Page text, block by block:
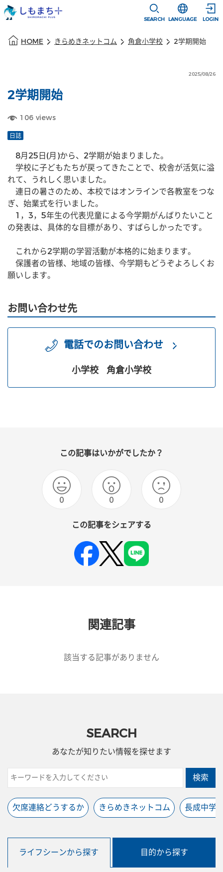
SEARCH
選択すると言
LANGUAGE LOGIN
HOME きらめきネットコム 角倉小学校 2学期開始
2025/08/26
2学期開始
106 views
日誌
8月25日(月)から、2学期が始まりました。
学校に子どもたちが戻ってきたことで、校舎が活気に溢
れて、うれしく思いました。
連日の暑さのため、本校ではオンラインで各教室をつな
ぎ、始業式を行いました。
1，3，5年生の代表児童による今学期がんばりたいこと
の発表は、具体的な目標があり、すばらしかったです。
これから2学期の学習活動が本格的に始まります。
保護者の皆様、地域の皆様、今学期もどうぞよろしくお
願いします。
お問い合わせ先
電話でのお問い合わせ
小学校 角倉小学校
この記事はいかがでしたか？
0 0 0
この記事をシェアする
関連記事
該当する記事がありません
SEARCH
あなたが知りたい情報を探せます
検索
欠席連絡どうするか きらめきネットコム 長成中学
ライフシーンから探す 目的から探す